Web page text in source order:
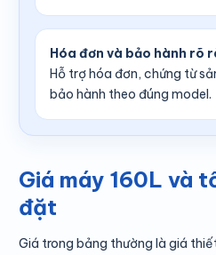
Hóa đơn và bảo hành rõ
Hỗ trợ hóa đơn, chứng từ
bảo hành theo đúng model.
Giá máy 160L và
đặt
Giá trong bảng thường là giá